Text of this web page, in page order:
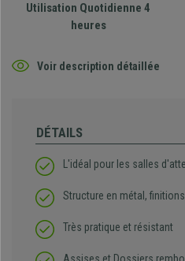
Utilisation Quotidienne 4
heures
Voir description détaillée
DÉTAILS
L'idéal pour les salles
Structure en métal,
Très pratique et résistant